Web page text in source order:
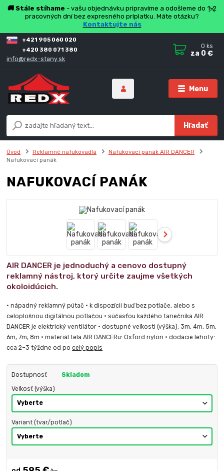
🚚 Stále stíhame - vašu objednávku pripravíme a odošleme do 1-2
pracovných dní bez expresného príplatku. Máte otázku?
Kontaktujte nás
Menu
Hľadať
+421 905 060 020
+420 380 071 380
info@redx-stany.sk
0 ks
za 0 €
Úvod Reklamné nafukovadlá
Nafukovací panák AIR DANCER
Nafukovací panák
NAFUKOVACÍ PANÁK
AIR DANCER je jednoduchý a cenovo dostupný
reklamný nástroj, ktorý určite zaujme všetkých
okoloidúcich.
• nápadný reklamný pútač • k dispozícii buď bez potlače, alebo s
celoplošnou digitálnou potlačou • súčasťou každého tanečníka AIR
DANCER je elektrický ventilátor • dostupné veľkosti (výška): 3m, 4m, 5m,
6m, 7m, 8m • materiál tela AIR DANCERu: Oxford nylon • dodacie lehoty:
cca 2–3 týždne od pocelý popis
Dostupnosť Skladom
Veľkosť (výška)
Variant (tvar/potlač)